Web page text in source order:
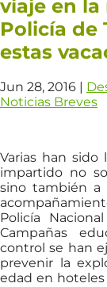
viaje en la
Policía de
estas
Jun 28, 2016 |
Noticias Breves
Varias han sido
impartido no
sino también a
Policía
Campañas
control se han
prevenir la
edad en